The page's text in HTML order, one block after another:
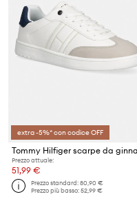
extra -5%* con codice OFF
Prezzo attuale:
51,99 €
Prezzo standard:80,90 €
Prezzo più basso:52,99 €